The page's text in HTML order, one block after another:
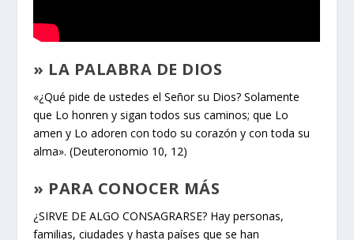
» LA PALABRA DE DIOS
«¿Qué pide de ustedes el Señor su Dios? Solamente
que Lo honren y sigan todos sus caminos; que Lo
amen y Lo adoren con todo su corazón y con toda su
alma». (Deuteronomio 10, 12)
» PARA CONOCER MÁS
¿SIRVE DE ALGO CONSAGRARSE? Hay personas,
familias, ciudades y hasta países que se han